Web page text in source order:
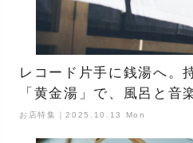
レコード片手に銭湯へ。
「黄金湯」で、風呂と音
お店特集｜2025.10.13 Mon